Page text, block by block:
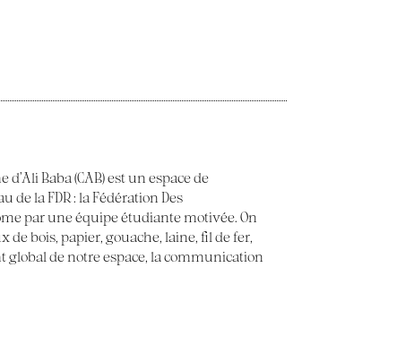
Baba (CAB) est un espace de
de la FDR : la Fédération Des
par une équipe étudiante motivée. On
bois, papier, gouache, laine, fil de fer,
global de notre espace, la communication